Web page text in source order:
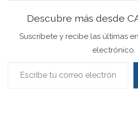
Descubre más desde
Suscríbete y recibe las últimas
electrónico.
Escribe tu correo